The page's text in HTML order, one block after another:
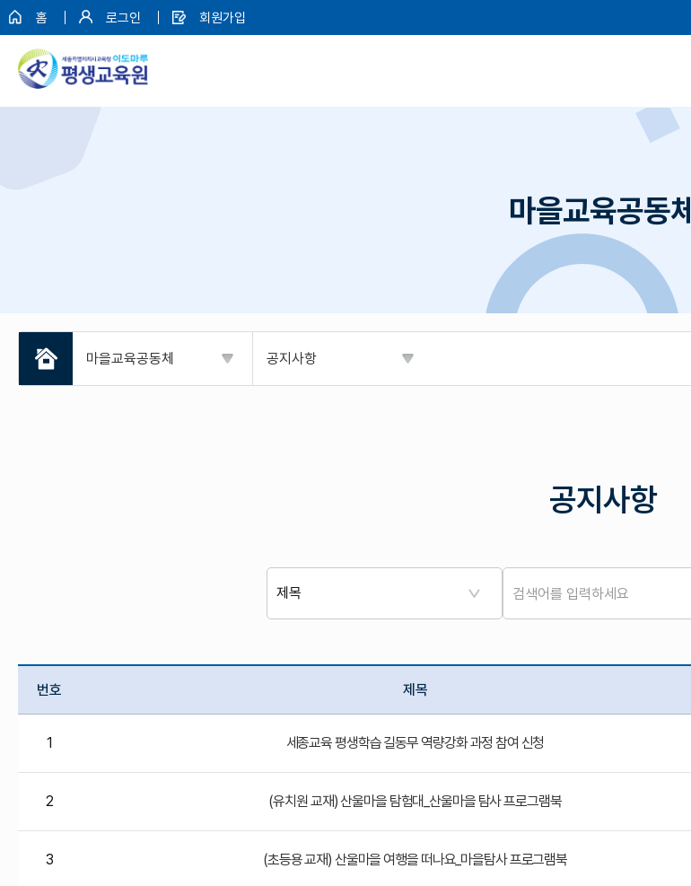
홈 로그인 회원가입
마을교육공동체
마을교육공동체 공지사항
공지사항
번호 제목
1 세종교육 평생학습 길동무 역량강화 과정 참여 신청
2 (유치원 교재) 산울마을 탐험대_산울마을 탐사 프로그램북
3 (초등용 교재) 산울마을 여행을 떠나요_마을탐사 프로그램북